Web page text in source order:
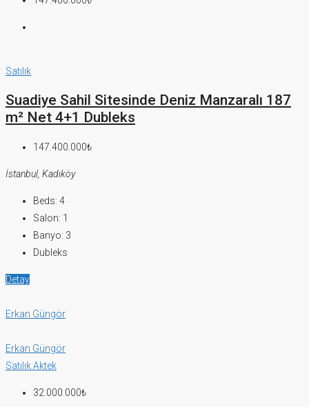
Satılık
Suadiye Sahil Sitesinde Deniz Manzaralı 187
m² Net 4+1 Dubleks
147.400.000₺
İstanbul, Kadıköy
Beds: 4
Salon: 1
Banyo: 3
Dubleks
Detay
Erkan Güngör
Erkan Güngör
SatılıkAktek
32.000.000₺